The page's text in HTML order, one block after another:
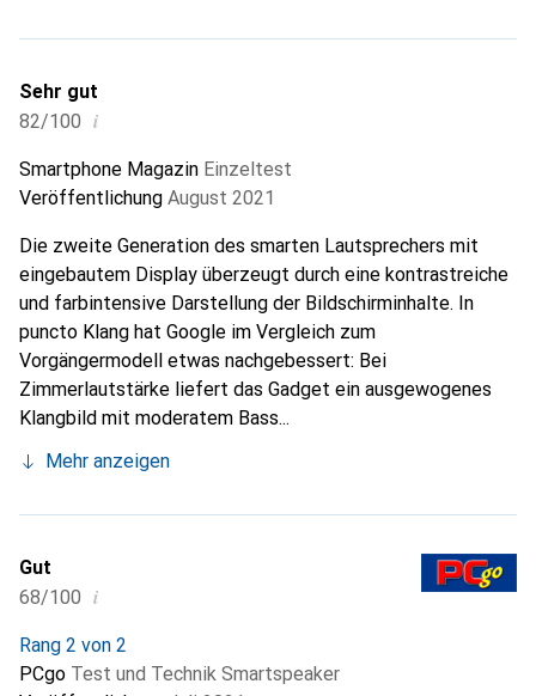
Sehr gut
82/100 i
Smartphone Magazin Einzeltest
Veröffentlichung August 2021
Die zweite Generation des smarten Lautsprechers mit
eingebautem Display überzeugt durch eine kontrastreiche
und farbintensive Darstellung der Bildschirminhalte. In
puncto Klang hat Google im Vergleich zum
Vorgängermodell etwas nachgebessert: Bei
Zimmerlautstärke liefert das Gadget ein ausgewogenes
Klangbild mit moderatem Bass...
Mehr anzeigen
Gut
68/100 i
Rang 2 von 2
PCgo Test und Technik Smartspeaker